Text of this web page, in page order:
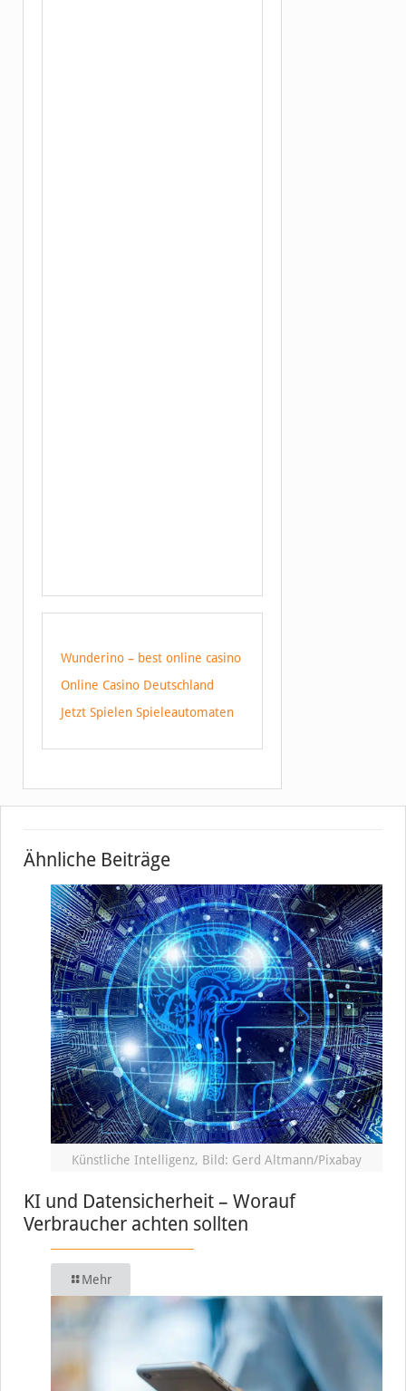
Wunderino – best online casino
Online Casino Deutschland
Jetzt Spielen Spieleautomaten
Ähnliche Beiträge
Künstliche Intelligenz, Bild: Gerd Altmann/Pixabay
KI und Datensicherheit – Worauf
Verbraucher achten sollten
Mehr